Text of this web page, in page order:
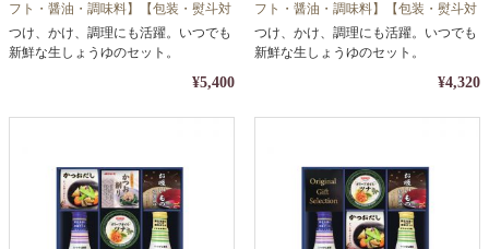
フト・醤油・調味料】【包装・熨斗対
応】
つけ、かけ、調理にも活躍。いつでも
新鮮な生しょうゆのセット。
¥5,400
フト・醤油・調味料】【包装・熨斗対
応】
つけ、かけ、調理にも活躍。いつでも
新鮮な生しょうゆのセット。
¥4,320